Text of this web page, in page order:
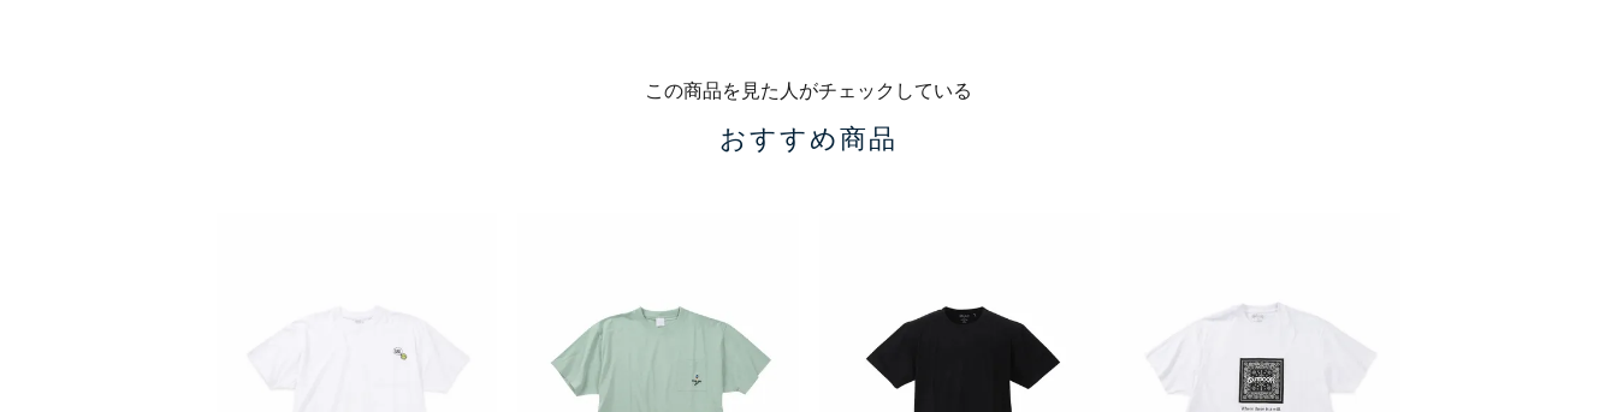
この商品を見た人がチェックしている
おすすめ商品